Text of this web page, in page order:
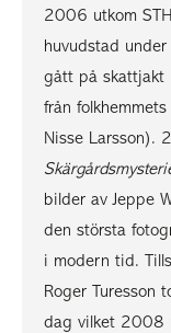
2006 utkom
huvudstad
gått på skattjakt
från
Nisse Larsson).
bilder av Jeppe
den största
i modern tid.
Roger
dag vilket 2008